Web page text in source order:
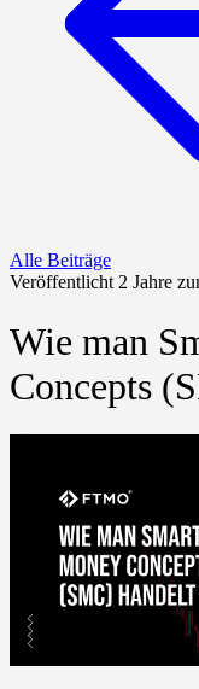
Alle Beiträge
Veröffentlicht 2 Jahre
Wie man
Concepts